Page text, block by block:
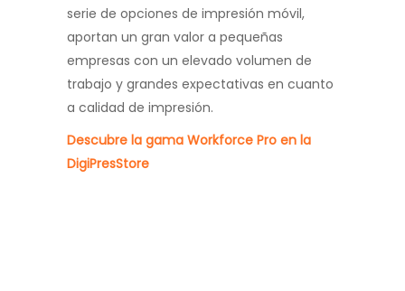
serie de opciones de impresión móvil,
aportan un gran valor a pequeñas
empresas con un elevado volumen de
trabajo y grandes expectativas en cuanto
a calidad de impresión.
Descubre la gama Workforce Pro en la
DigiPresStore